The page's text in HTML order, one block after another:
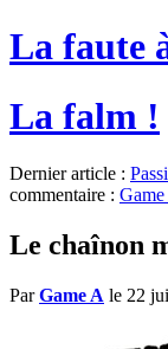
La faute
La falm !
Dernier article :
commentaire : Game
Le chaînon
ParGame A le 22